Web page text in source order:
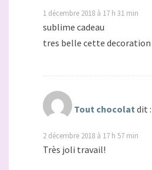
1 décembre 2018 à 17 h 31 min
sublime cadeau
tres belle cette decoration
Tout chocolat dit :
2 décembre 2018 à 17 h 57 min
Très joli travail!